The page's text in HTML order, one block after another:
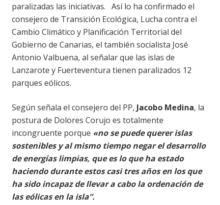
paralizadas las iniciativas. Así lo ha confirmado el
consejero de Transición Ecológica, Lucha contra el
Cambio Climático y Planificación Territorial del
Gobierno de Canarias, el también socialista José
Antonio Valbuena, al señalar que las islas de
Lanzarote y Fuerteventura tienen paralizados 12
parques eólicos.
Según señala el consejero del PP, Jacobo Medina, la
postura de Dolores Corujo es totalmente
incongruente porque «no se puede querer islas
sostenibles y al mismo tiempo negar el desarrollo
de energías limpias, que es lo que ha estado
haciendo durante estos casi tres años en los que
ha sido incapaz de llevar a cabo la ordenación de
las eólicas en la isla”.